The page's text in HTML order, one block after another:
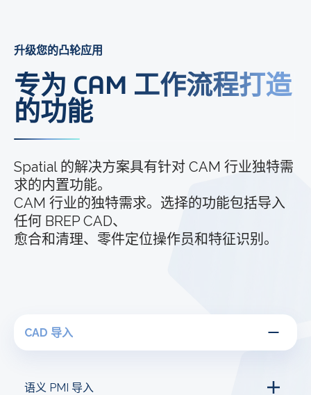
升级您的凸轮应用
专为 CAM 工作流程打造
的功能
Spatial 的解决方案具有针对 CAM 行业独特需
求的内置功能。
CAM 行业的独特需求。选择的功能包括导入
任何 BREP CAD、
愈合和清理、零件定位操作员和特征识别。
CAD 导入
语义 PMI 导入